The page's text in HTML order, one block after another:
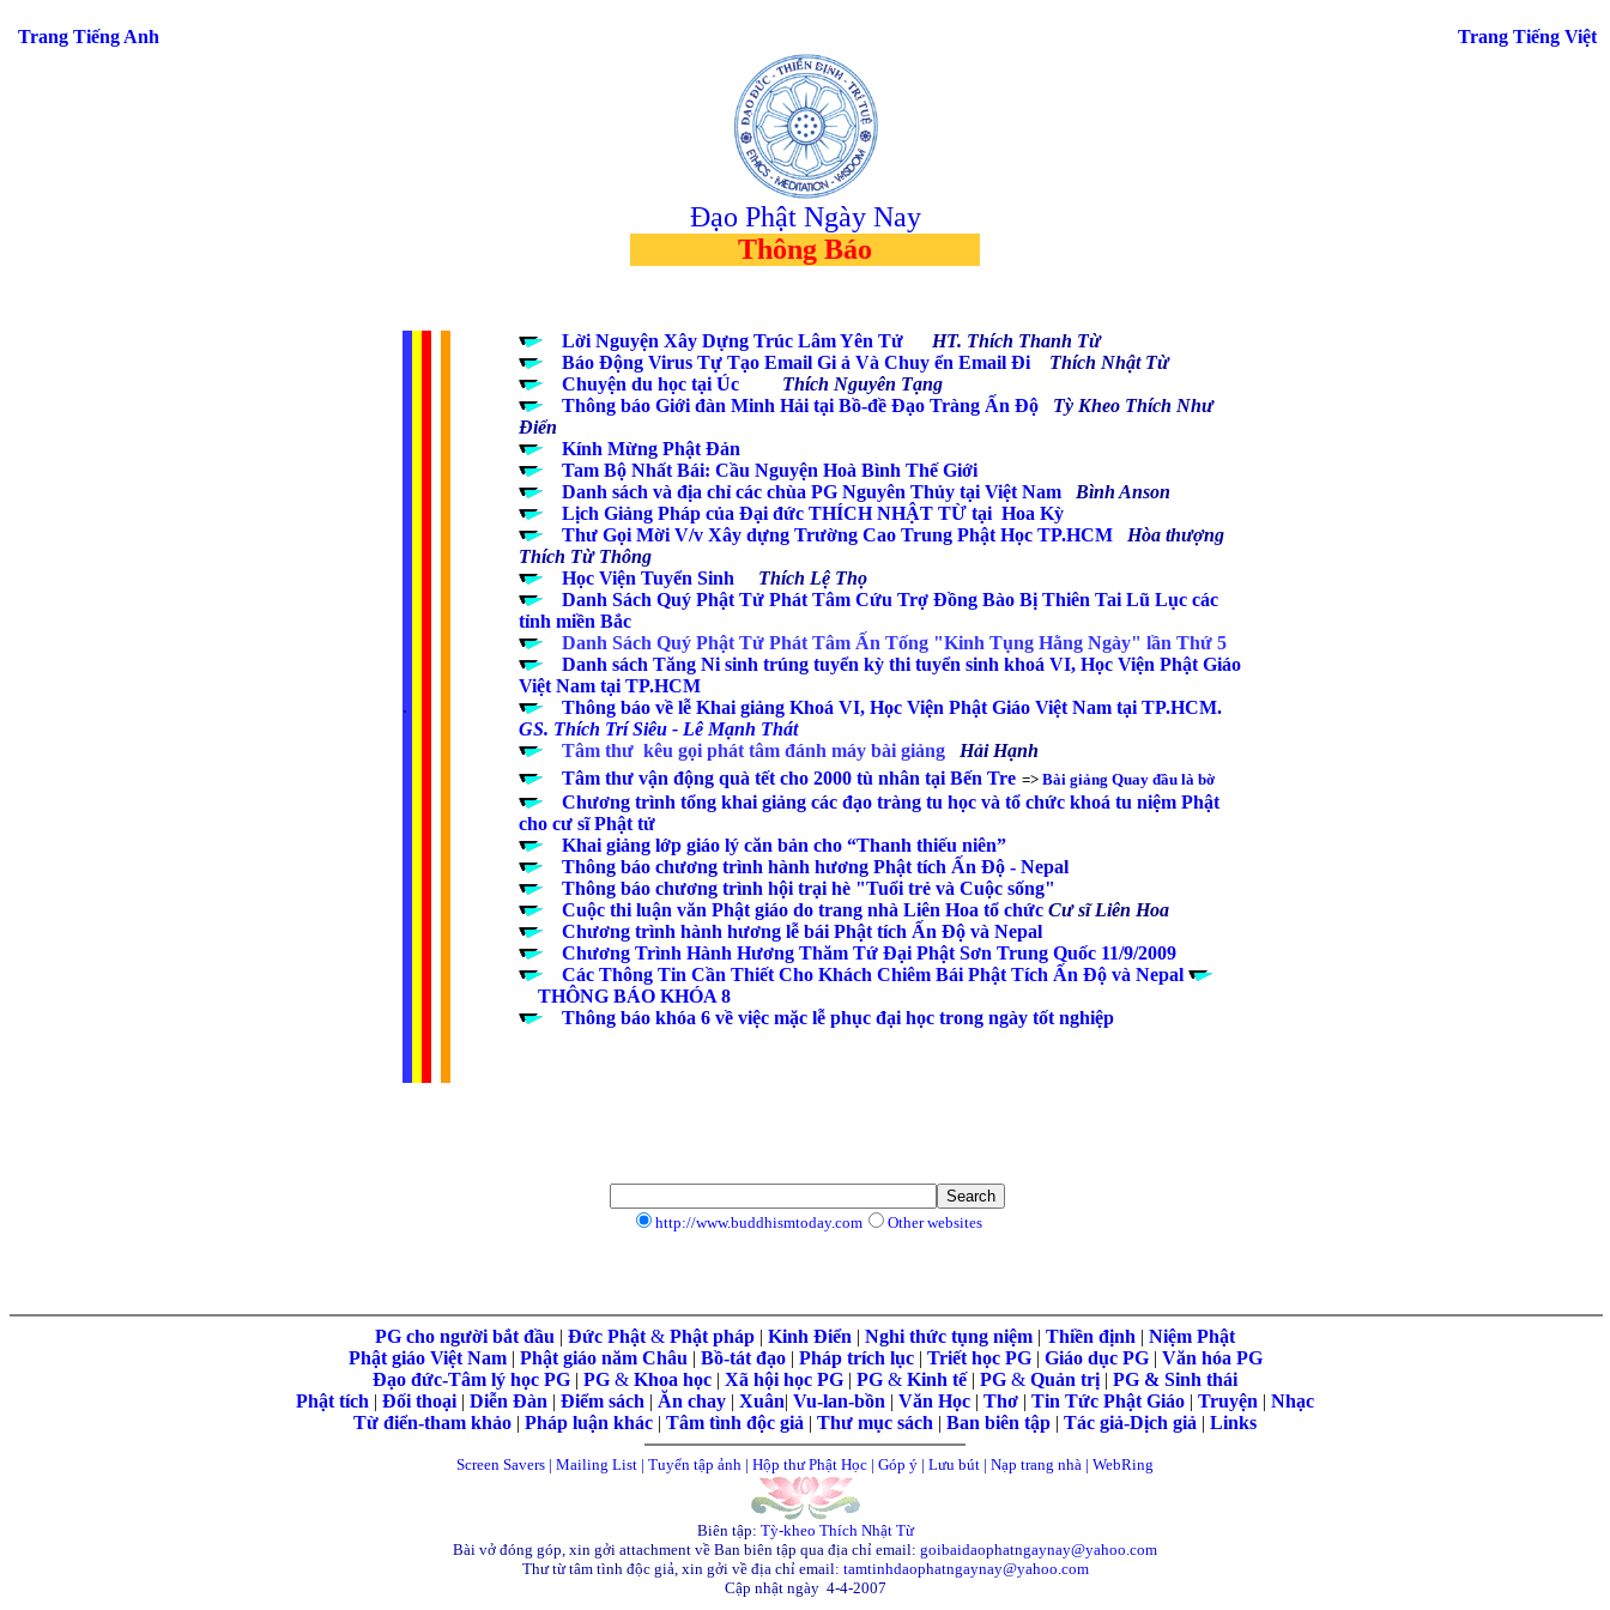
Trang Tiếng Anh Trang Tiếng Việt
Đạo Phật Ngày Nay
Thông Báo
.
Lời Nguyện Xây Dựng Trúc Lâm Yên Tử HT. Thích Thanh Từ
Báo Động Virus Tự Tạo Email Gi ả Và Chuy ển Email Đi Thích Nhật Từ
Chuyện du học tại Úc Thích Nguyên Tạng
Thông báo Giới đàn Minh Hải tại Bồ-đề Đạo Tràng Ấn Độ
Tỳ Kheo Thích Như
Điển
Kính Mừng Phật Đản
Tam Bộ Nhất Bái: Cầu Nguyện Hoà Bình Thế Giới
Danh sách và địa chỉ các chùa PG Nguyên Thủy tại Việt Nam Bình Anson
Lịch Giảng Pháp của Ðại đức THÍCH NHẬT TỪ tại Hoa Kỳ
Thư Gọi Mời V/v Xây dựng Trường Cao Trung Phật Học TP.HCM Hòa thượng
Thích Từ Thông
Học Viện Tuyển Sinh
Thích Lệ Thọ
Danh Sách Quý Phật Tử Phát Tâm Cứu Trợ Đồng Bào Bị Thiên Tai Lũ Lục các
tỉnh miền Bắc
Danh Sách Quý Phật Tử Phát Tâm Ấn Tống "Kinh Tụng Hằng Ngày" lần Thứ 5
Danh sách Tăng Ni sinh trúng tuyển kỳ thi tuyển sinh khoá VI, Học Viện Phật Giáo
Việt Nam tại TP.HCM
Thông báo về lễ Khai giảng Khoá VI, Học Viện Phật Giáo Việt Nam tại TP.HCM.
GS. Thích Trí Siêu - Lê Mạnh Thát
Tâm thư kêu gọi phát tâm đánh máy bài giảng
Hải Hạnh
Tâm thư vận động quà tết cho 2000 tù nhân tại Bến Tre => Bài giảng Quay đầu là bờ
Chương trình tổng khai giảng các đạo tràng tu học và tổ chức khoá tu niệm Phật
cho cư sĩ Phật tử
Khai giảng lớp giáo lý căn bản cho “Thanh thiếu niên”
Thông báo chương trình hành hương Phật tích Ấn Độ - Nepal
Thông báo chương trình hội trại hè "Tuổi trẻ và Cuộc sống"
Cuộc thi luận văn Phật giáo do trang nhà Liên Hoa tổ chức Cư sĩ Liên Hoa
Chương trình hành hương lễ bái Phật tích Ấn Độ và Nepal
Chương Trình Hành Hương Thăm Tứ Đại Phật Sơn Trung Quốc 11/9/2009
Các Thông Tin Cần Thiết Cho Khách Chiêm Bái Phật Tích Ấn Độ và Nepal
THÔNG BÁO KHÓA 8
Thông báo khóa 6 về việc mặc lễ phục đại học trong ngày tốt nghiệp
http://www.buddhismtoday.com Other websites
PG cho người bắt đầu | Đức Phật & Phật pháp | Kinh Điển | Nghi thức tụng niệm | Thiền định | Niệm Phật
Phật giáo Việt Nam | Phật giáo năm Châu | Bồ-tát đạo | Pháp trích lục | Triết học PG | Giáo dục PG | Văn hóa PG
Đạo đức-Tâm lý học PG | PG & Khoa học | Xã hội học PG | PG & Kinh tế | PG & Quản trị | PG & Sinh thái
Phật tích | Đối thoại | Diễn Đàn | Điểm sách | Ăn chay | Xuân| Vu-lan-bồn | Văn Học | Thơ | Tin Tức Phật Giáo | Truyện | Nhạc
Từ điển-tham khảo | Pháp luận khác | Tâm tình độc giả | Thư mục sách | Ban biên tập | Tác giả-Dịch giả | Links
Screen Savers | Mailing List | Tuyển tập ảnh | Hộp thư Phật Học | Góp ý | Lưu bút | Nạp trang nhà | WebRing
Biên tập: Tỳ-kheo Thích Nhật Từ
Bài vở đóng góp, xin gởi attachment về Ban biên tập qua địa chỉ email: goibaidaophatngaynay@yahoo.com
Thư từ tâm tình độc giả, xin gởi về địa chỉ email: tamtinhdaophatngaynay@yahoo.com
Cập nhật ngày 4-4-2007